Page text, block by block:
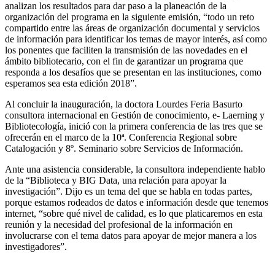
analizan los resultados para dar paso a la planeación de la
organización del programa en la siguiente emisión, “todo un reto
compartido entre las áreas de organización documental y servicios
de información para identificar los temas de mayor interés, así como
los ponentes que faciliten la transmisión de las novedades en el
ámbito bibliotecario, con el fin de garantizar un programa que
responda a los desafíos que se presentan en las instituciones, como
esperamos sea esta edición 2018”.
Al concluir la inauguración, la doctora Lourdes Feria Basurto
consultora internacional en Gestión de conocimiento, e- Laerning y
Bibliotecología, inició con la primera conferencia de las tres que se
ofrecerán en el marco de la 10ª. Conferencia Regional sobre
Catalogación y 8º. Seminario sobre Servicios de Información.
Ante una asistencia considerable, la consultora independiente hablo
de la “Biblioteca y BIG Data, una relación para apoyar la
investigación”. Dijo es un tema del que se habla en todas partes,
porque estamos rodeados de datos e información desde que tenemos
internet, “sobre qué nivel de calidad, es lo que platicaremos en esta
reunión y la necesidad del profesional de la información en
involucrarse con el tema datos para apoyar de mejor manera a los
investigadores”.